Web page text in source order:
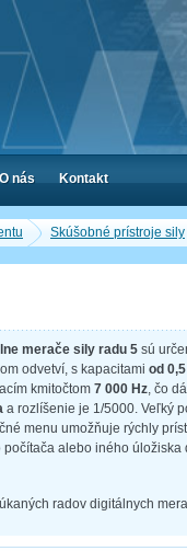
Skúšobné prístroje sily
merače sily radu 5 sú
odvetví, s kapacitami od
kmitočtom 7 000 Hz , čo
a rozlíšenie je 1/5000. Veľký
menu umožňuje rýchly
alebo iného
radov digitálnych
O nás Kontakt